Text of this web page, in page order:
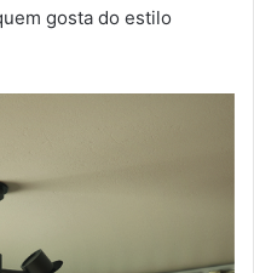
gosta do estilo